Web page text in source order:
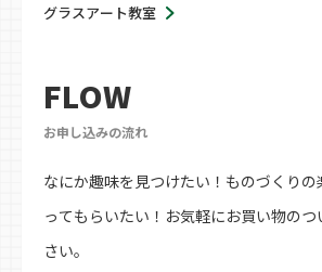
グラスアート教室
FLOW
お申し込みの流れ
なにか趣味を見つけたい！ものづくり
ってもらいたい！お気軽にお買い物の
さい。